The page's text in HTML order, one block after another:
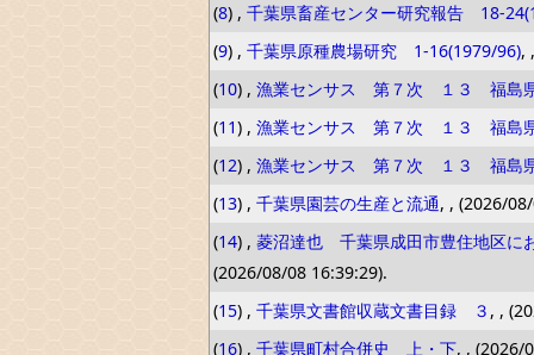
(8) , 千葉県畜産センター研究報告 18-
(9) , 千葉県原種農場研究 1-16(1979/96),
(10) , 漁業センサス 第７次 １３ 福島
(11) , 漁業センサス 第７次 １３ 福島
(12) , 漁業センサス 第７次 １３ 福島
(13) , 千葉県園芸の生産と流通, , (2026/
(14) , 菱沼達也 千葉県成田市豊住地区に
(2026/08/08 16:39:29).
(15) , 千葉県文書館収蔵文書目録 ３ , ,
(16) , 千葉県町村合併史 上・下, , (2026/